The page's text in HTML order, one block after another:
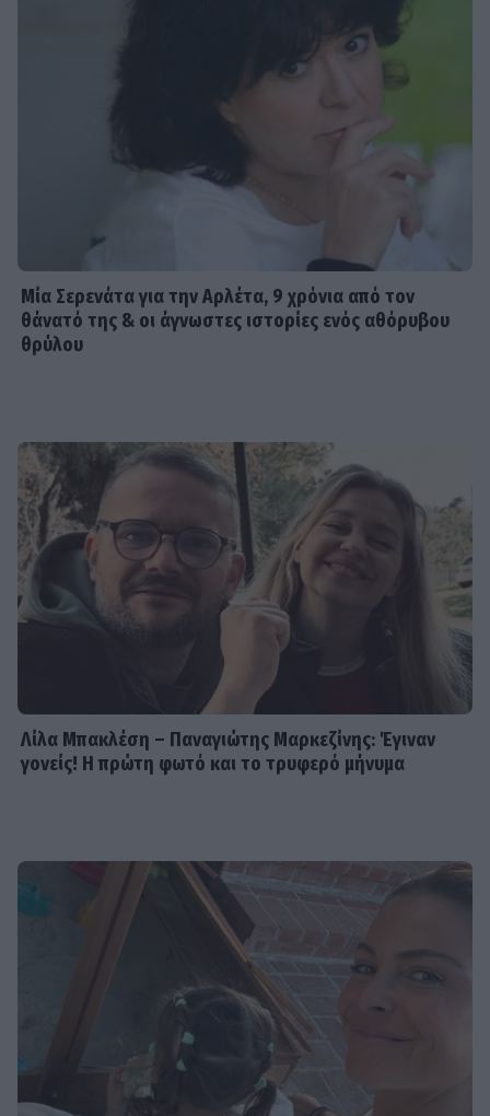
Μία Σερενάτα για την Αρλέτα, 9 χρόνια από τον
θάνατό της & οι άγνωστες ιστορίες ενός αθόρυβου
θρύλου
Λίλα Μπακλέση – Παναγιώτης Μαρκεζίνης: Έγιναν
γονείς! Η πρώτη φωτό και το τρυφερό μήνυμα